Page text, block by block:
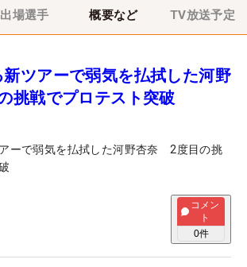
出場選手 概要など TV放送予定
ツアーで弱気を払拭した河野
挑戦でプロテスト突破
ーで弱気を払拭した河野杏奈 2度目の挑
コメン
ト
0件